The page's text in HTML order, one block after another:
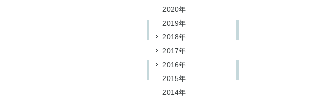
2020年
2019年
2018年
2017年
2016年
2015年
2014年